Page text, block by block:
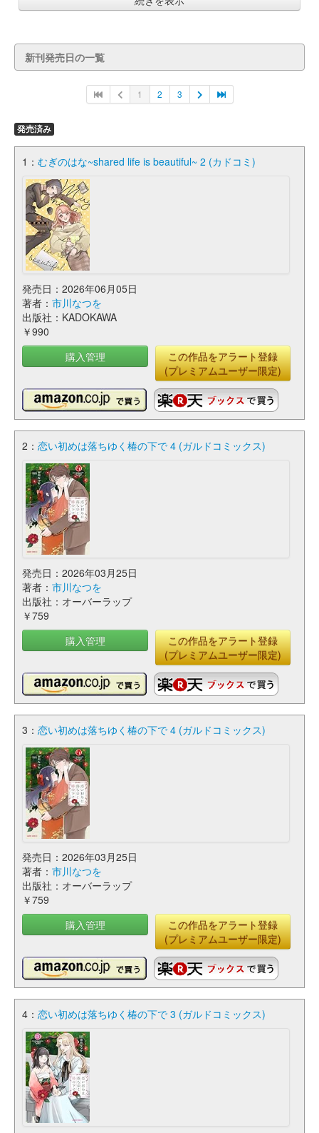
新刊発売日の一覧
1 2 3
発売済み
1： むぎのはな~shared life is beautiful~ 2 (カドコミ)
発売日：2026年06月05日
著者： 市川なつを
出版社：KADOKAWA
￥990
購入管理
この作品をアラート登録
(プレミアムユーザー限定)
2： 恋い初めは落ちゆく椿の下で 4 (ガルドコミックス)
発売日：2026年03月25日
著者： 市川なつを
出版社：オーバーラップ
￥759
購入管理
この作品をアラート登録
(プレミアムユーザー限定)
3： 恋い初めは落ちゆく椿の下で 4 (ガルドコミックス)
発売日：2026年03月25日
著者： 市川なつを
出版社：オーバーラップ
￥759
購入管理
この作品をアラート登録
(プレミアムユーザー限定)
4： 恋い初めは落ちゆく椿の下で 3 (ガルドコミックス)